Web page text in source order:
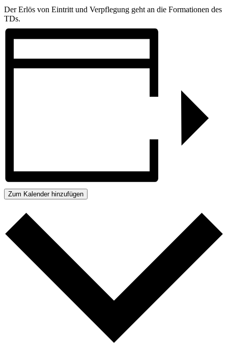
Der Erlös von Eintritt und Verpflegung geht an die Formationen des
TDs.
Zum Kalender hinzufügen